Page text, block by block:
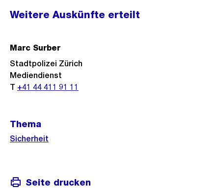
Weitere
Informationen
Weitere Auskünfte erteilt
Marc Surber
Stadtpolizei Zürich
Mediendienst
T +41 44 411 91 11
Thema
Sicherheit
Seite drucken